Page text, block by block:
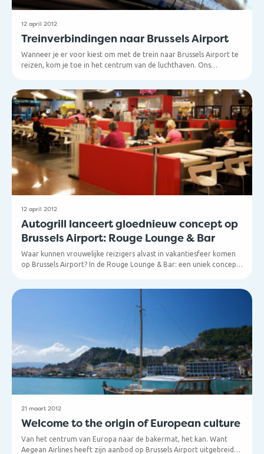
12 april 2012
Treinverbindingen naar Brussels Airport
Wanneer je er voor kiest om met de trein naar Brussels Airport te
reizen, kom je toe in het centrum van de luchthaven. Ons
vertrekt om 5u17 met bestemming Leuven. De eerste trein van de
dag richting Brussel rijdt al om 5u27. De laatste trein richting
Leuven haal je nog om 23u39. De laatste trein naar Brussel Noord,
Brussel Centraal en Brussel Zuid gaat om 0u27.
12 april 2012
Autogrill lanceert gloednieuw concept op
Brussels Airport: Rouge Lounge & Bar
Waar kunnen vrouwelijke reizigers alvast in vakantiesfeer komen
op Brussels Airport? In de Rouge Lounge & Bar: een uniek concept
trendy loungedecor als bij het personeel. Hier kan je in een
comfortabele, gesofisticeerde en gezellige omgeving alvast
genieten van een drankje (vergezeld van een kleine verrassing!).
De hippe reiziger kan in deze Lounge & Bar ook terecht voor een
heerlijk ontbijt of een verkwikkende snack.
21 maart 2012
Welcome to the origin of European culture
Van het centrum van Europa naar de bakermat, het kan. Want
Aegean Airlines heeft zijn aanbod op Brussels Airport uitgebreid